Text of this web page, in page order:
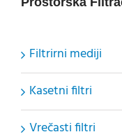
Filtrirni mediji
Kasetni filtri
Vrečasti filtri